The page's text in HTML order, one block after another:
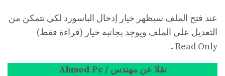
عند فتح الملف سيظهر خيار إدخال الباسورد لكي تتمكن من
التعديل علي الملف ويوجد بجانبه خيار (قراءة فقط) –
Read Only .
نقلا عن مهندس / Ahmed Pc